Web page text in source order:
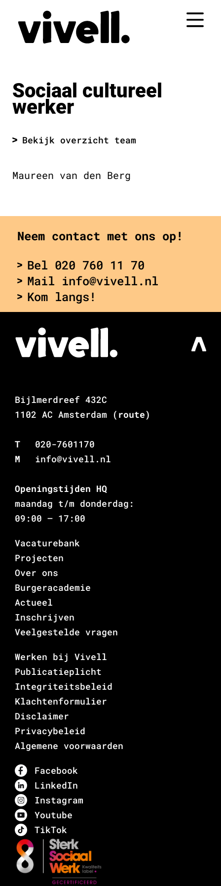
inhoud
springen
Sociaal cultureel
werker
Bekijk overzicht team
Maureen van den Berg
Neem contact met ons op!
Bel 020 760 11 70
Mail info@vivell.nl
Kom langs!
Bijlmerdreef 432C
1102 AC Amsterdam
(route)
T
020-7601170
M
info@vivell.nl
Openingstijden HQ
maandag t/m donderdag:
09:00 – 17:00
Vacaturebank
Projecten
Over ons
Burgeracademie
Actueel
Inschrijven
Veelgestelde vragen
Werken bij Vivell
Publicatieplicht
Integriteitsbeleid
Klachtenformulier
Disclaimer
Privacybeleid
Algemene voorwaarden
Facebook
LinkedIn
Instagram
Youtube
TikTok